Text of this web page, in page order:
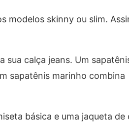
modelos skinny ou slim.
sua calça jeans. Um
sapatênis marinho combina
básica e uma jaqueta de